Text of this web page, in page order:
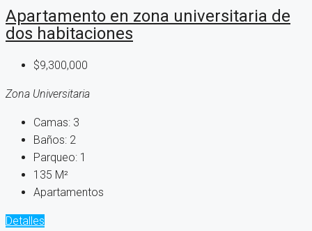
Apartamento en zona universitaria de
dos habitaciones
$9,300,000
Zona Universitaria
Camas: 3
Baños: 2
Parqueo: 1
135 M²
Apartamentos
Detalles